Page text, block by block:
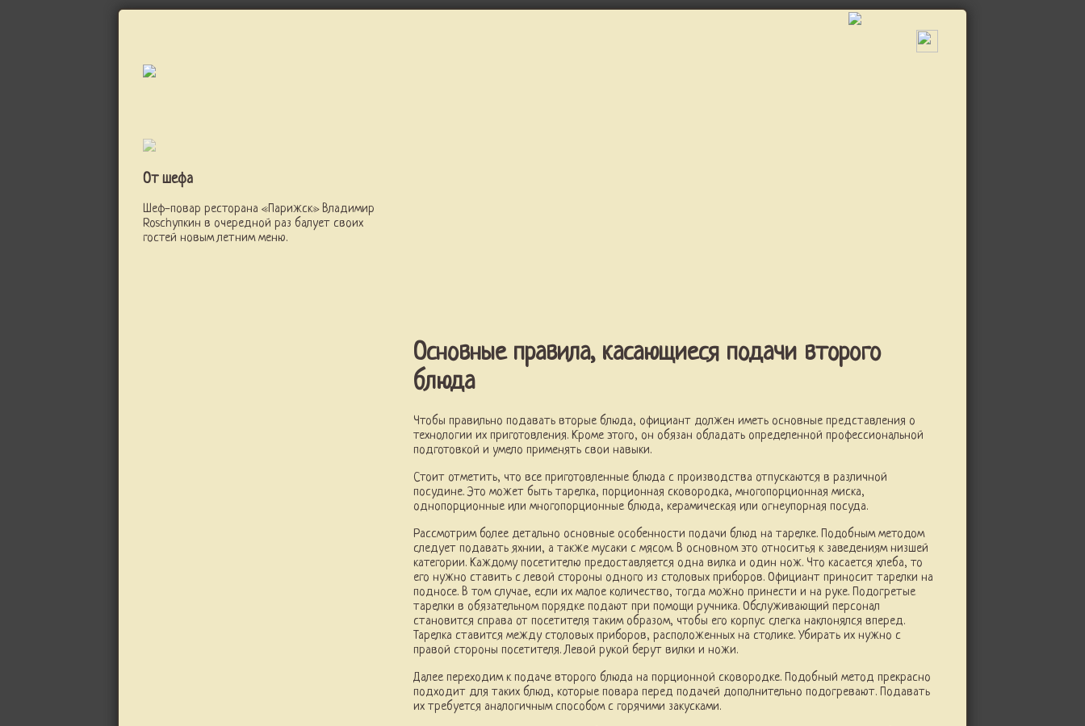
От шефа
Шеф-повар ресторана «Парижск» Владимир
Roschупкин в очередной раз балует своих
гостей новым летним меню.
Основные правила, касающиеся подачи второго
блюда
Чтобы правильно подавать вторые блюда, официант должен иметь основные представления о
технологии их приготовления. Кроме этого, он обязан обладать определенной профессиональной
подготовкой и умело применять свои навыки.
Стоит отметить, что все приготовленные блюда с производства отпускаются в различной
посудине. Это может быть тарелка, порционная сковородка, многопорционная миска,
однопорционные или многопорционные блюда, керамическая или огнеупорная посуда.
Рассмотрим более детально основные особенности подачи блюд на тарелке. Подобным методом
следует подавать яхнии, а также мусаки с мясом. В основном это относитья к заведениям низшей
категории. Каждому посетителю предоставляется одна вилка и один нож. Что касается хлеба, то
его нужно ставить с левой стороны одного из столовых приборов. Официант приносит тарелки на
подносе. В том случае, если их малое количество, тогда можно принести и на руке. Подогретые
тарелки в обязательном порядке подают при помощи ручника. Обслуживающий персонал
становится справа от посетителя таким образом, чтобы его корпус слегка наклонялся вперед.
Тарелка ставится между столовых приборов, расположенных на столике. Убирать их нужно с
правой стороны посетителя. Левой рукой берут вилки и ножи.
Далее переходим к подаче второго блюда на порционной сковородке. Подобный метод прекрасно
подходит для таких блюд, которые повара перед подачей дополнительно подогревают. Подавать
их требуется аналогичным способом с горячими закусками.